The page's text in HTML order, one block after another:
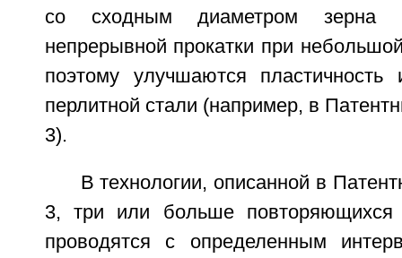
со сходным диаметром зерна
непрерывной прокатки при
поэтому улучшаются пластичность
перлитной стали (например, в
3).
В технологии, описанной в
3, три или больше повторяющихся
проводятся с определенным